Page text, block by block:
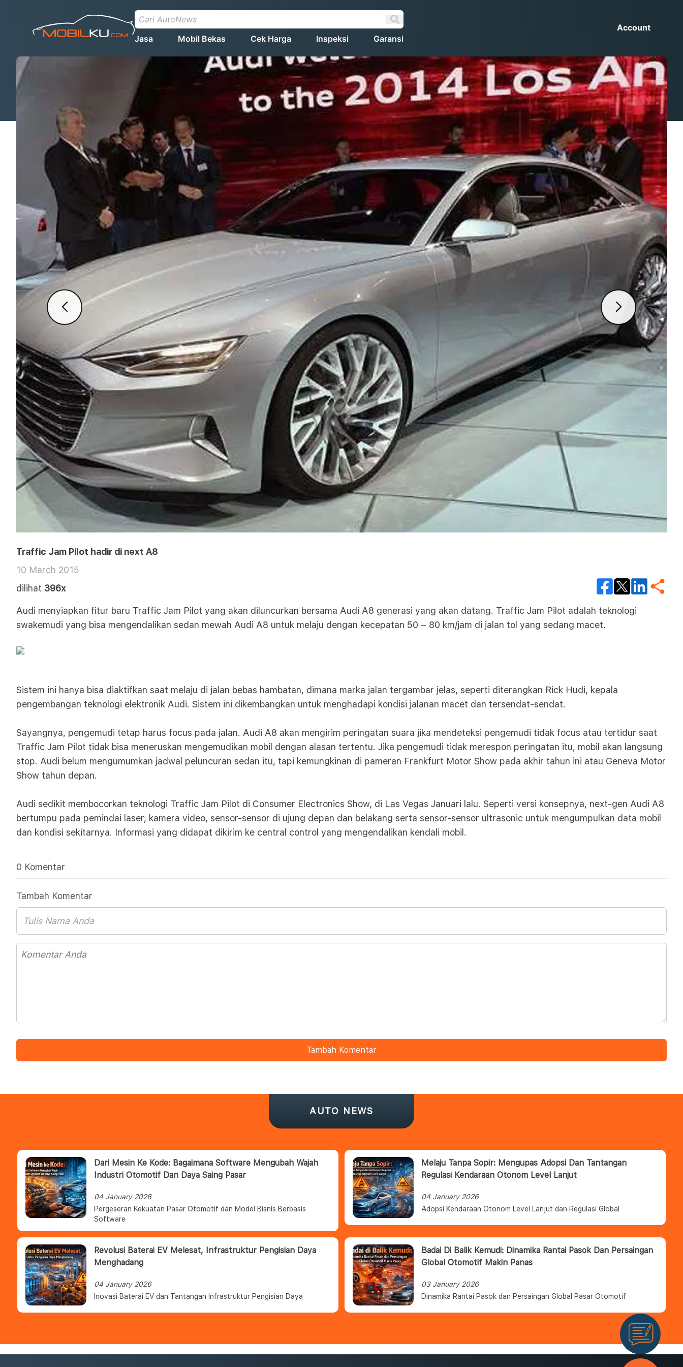
Jasa Mobil Bekas Cek Harga Inspeksi Garansi
Account
Traffic Jam Pilot hadir di next A8
10 March 2015
dilihat 396x
Audi menyiapkan fitur baru Traffic Jam Pilot yang akan diluncurkan bersama Audi A8 generasi yang akan datang. Traffic Jam Pilot adalah teknologi
swakemudi yang bisa mengendalikan sedan mewah Audi A8 untuk melaju dengan kecepatan 50 – 80 km/jam di jalan tol yang sedang macet.
Sistem ini hanya bisa diaktifkan saat melaju di jalan bebas hambatan, dimana marka jalan tergambar jelas, seperti diterangkan Rick Hudi, kepala
pengembangan teknologi elektronik Audi. Sistem ini dikembangkan untuk menghadapi kondisi jalanan macet dan tersendat-sendat.
Sayangnya, pengemudi tetap harus focus pada jalan. Audi A8 akan mengirim peringatan suara jika mendeteksi pengemudi tidak focus atau tertidur saat
Traffic Jam Pilot tidak bisa meneruskan mengemudikan mobil dengan alasan tertentu. Jika pengemudi tidak merespon peringatan itu, mobil akan langsung
stop. Audi belum mengumumkan jadwal peluncuran sedan itu, tapi kemungkinan di pameran Frankfurt Motor Show pada akhir tahun ini atau Geneva Motor
Show tahun depan.
Audi sedikit membocorkan teknologi Traffic Jam Pilot di Consumer Electronics Show, di Las Vegas Januari lalu. Seperti versi konsepnya, next-gen Audi A8
bertumpu pada pemindai laser, kamera video, sensor-sensor di ujung depan dan belakang serta sensor-sensor ultrasonic untuk mengumpulkan data mobil
dan kondisi sekitarnya. Informasi yang didapat dikirim ke central control yang mengendalikan kendali mobil.
0 Komentar
Tambah Komentar
Tambah Komentar
AUTO NEWS
Dari Mesin Ke Kode: Bagaimana Software Mengubah Wajah
Industri Otomotif Dan Daya Saing Pasar
04 January 2026
Pergeseran Kekuatan Pasar Otomotif dan Model Bisnis Berbasis
Software
Melaju Tanpa Sopir: Mengupas Adopsi Dan Tantangan
Regulasi Kendaraan Otonom Level Lanjut
04 January 2026
Adopsi Kendaraan Otonom Level Lanjut dan Regulasi Global
Revolusi Baterai EV Melesat, Infrastruktur Pengisian Daya
Menghadang
04 January 2026
Inovasi Baterai EV dan Tantangan Infrastruktur Pengisian Daya
Badai Di Balik Kemudi: Dinamika Rantai Pasok Dan Persaingan
Global Otomotif Makin Panas
03 January 2026
Dinamika Rantai Pasok dan Persaingan Global Pasar Otomotif